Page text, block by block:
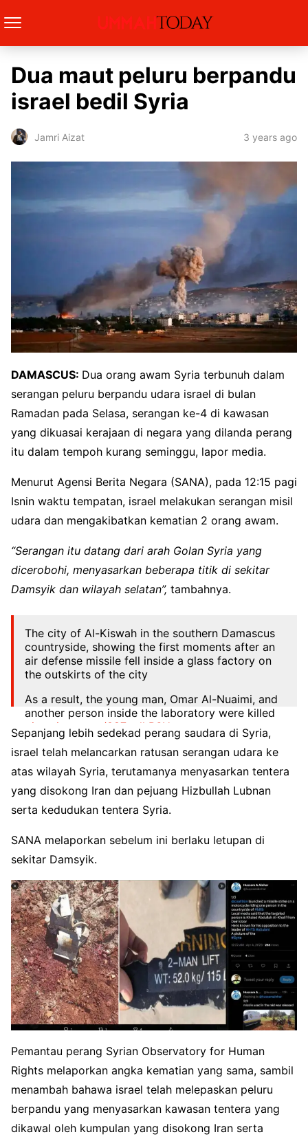
Dua maut peluru berpandu
israel bedil Syria
Jamri Aizat 3 years ago
DAMASCUS: Dua orang awam Syria terbunuh dalam
serangan peluru berpandu udara israel di bulan
Ramadan pada Selasa, serangan ke-4 di kawasan
yang dikuasai kerajaan di negara yang dilanda perang
itu dalam tempoh kurang seminggu, lapor media.
Menurut Agensi Berita Negara (SANA), pada 12:15 pagi
Isnin waktu tempatan, israel melakukan serangan misil
udara dan mengakibatkan kematian 2 orang awam.
“Serangan itu datang dari arah Golan Syria yang
dicerobohi, menyasarkan beberapa titik di sekitar
Damsyik dan wilayah selatan”, tambahnya.
The city of Al-Kiswah in the southern Damascus
countryside, showing the first moments after an
air defense missile fell inside a glass factory on
the outskirts of the city
As a result, the young man, Omar Al-Nuaimi, and
another person inside the laboratory were killed
pic.twitter.com/087palkP6U
— Vlogging Northwestern Syria (@timtams83)
April 3, 2023
Sepanjang lebih sedekad perang saudara di Syria,
israel telah melancarkan ratusan serangan udara ke
atas wilayah Syria, terutamanya menyasarkan tentera
yang disokong Iran dan pejuang Hizbullah Lubnan
serta kedudukan tentera Syria.
SANA melaporkan sebelum ini berlaku letupan di
sekitar Damsyik.
Pemantau perang Syrian Observatory for Human
Rights melaporkan angka kematian yang sama, sambil
menambah bahawa israel telah melepaskan peluru
berpandu yang menyasarkan kawasan tentera yang
dikawal oleh kumpulan yang disokong Iran serta